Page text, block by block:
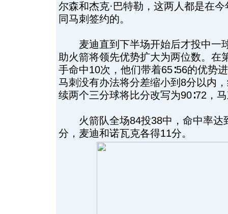
尔森和杰克·巴特勒，这两人都是在
同马刺签约的。
麦迪直到下半场开始后才投中一
助火箭将领先优势扩大为两位数。在
手命中10次，他们带着65∶56的优势
马刺没有办法将分差缩小到8分以内
续两个三分球将比分改写为90∶72，
火箭队全场84投38中，命中率达
分，麦迪和诺瓦克各得11分。